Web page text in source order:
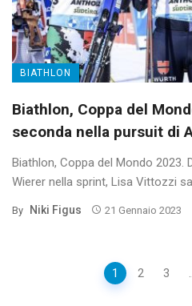
BIATHLON
Biathlon, Coppa del
seconda nella pursuit di
Biathlon, Coppa del Mondo
Wierer nella sprint, Lisa Vittozzi
By Niki Figus 21 Gennaio 2023
1 2 3